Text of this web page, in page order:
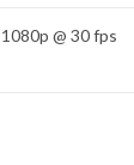
1080p @ 30 fps